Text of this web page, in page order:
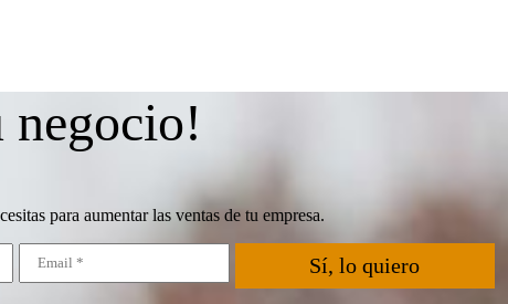
negocio!
para aumentar las ventas de tu empresa.
Sí, lo quiero